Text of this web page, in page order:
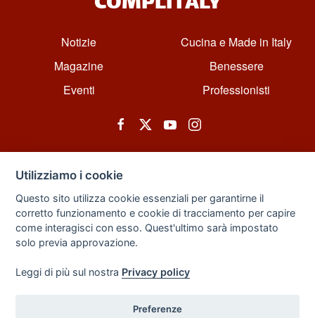
Notizie
Magazine
Eventi
Cucina e Made in Italy
Benessere
Professionisti
© All rights reserved. Powered by Zarix Solution LTD, Forest House
Business Centre, 8 Gainsborough Road, London, England, E11 1HT.
Privacy Policy |Sitemap
Utilizziamo i cookie
Questo sito utilizza cookie essenziali per garantirne il
corretto funzionamento e cookie di tracciamento per capire
come interagisci con esso. Quest'ultimo sarà impostato
solo previa approvazione.
Leggi di più sul nostra Privacy policy
Preferenze